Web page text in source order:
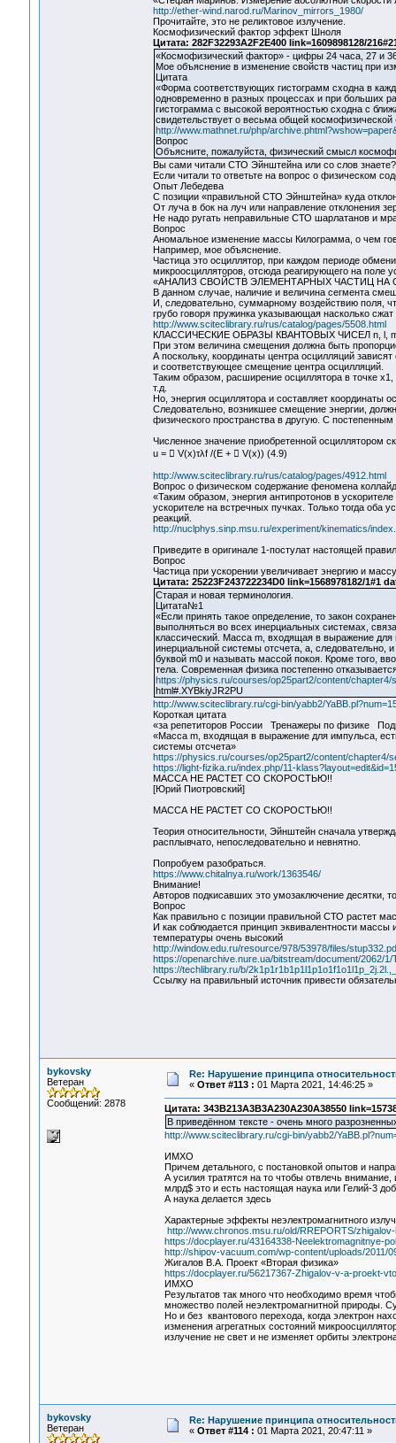
http://ether-wind.narod.ru/Marinov_mirrors_1980/
Прочитайте, это не реликтовое излучение.
Космофизический фактор эффект Шноля
Цитата: 282F32293A2F2E400 link=1609898128/
«Космофизический фактор» - цифры 24 часа, 27 и
Мое объяснение в изменение свойств частиц при
Цитата
«Форма соответствующих гистограмм сходна в
одновременно в разных процессах и при больших
гистограмма с высокой вероятностью сходна с
свидетельствует о весьма общей
http://www.mathnet.ru/php/
Вопрос
Объясните, пожалуйста, физический смысл
Вы сами читали СТО Эйнштейна или со слов знаете?
Если читали то ответьте на вопрос о физическом
Опыт Лебедева
С позиции «правильной СТО Эйнштейна» куда
От луча в бок на луч или направление отклонения
Не надо ругать неправильные СТО шарлатанов и
Вопрос
Аномальное изменение массы Килограмма, о чем
Например, мое объяснение.
Частица это осциллятор, при каждом периоде
микроосцилляторов, отсюда реагирующего на поле
«АНАЛИЗ СВОЙСТВ ЭЛЕМЕНТАРНЫХ ЧАСТИЦ
В данном случае, наличие и величина сегмента
И, следовательно, суммарному воздействию поля,
грубо говоря пружинка указывающая насколько
http://www.sciteclibrary.ru/rus/catalog/pages/5508.html
КЛАССИЧЕСКИЕ ОБРАЗЫ КВАНТОВЫХ ЧИСЕЛ n, l,
При этом величина смещения должна быть
А поскольку, координаты центра осцилляций
и соответствующее смещение центра осцилляций.
Таким образом, расширение осциллятора в точке
т.д.
Но, энергия осциллятора и составляет координаты
Следовательно, возникшее смещение энергии,
физического пространства в другую. С
Численное значение приобретенной осциллятором
u =  V(x)τλf /(E +  V(x)) (4.9)
http://www.sciteclibrary.ru/rus/catalog/pages/4912.html
Вопрос о физическом содержание феномена
«Таким образом, энергия антипротонов в
ускорителе на встречных пучках. Только тогда оба
реакций.
http://nuclphys.sinp.msu.ru/experiment/kinematics/
Приведите в оригинале 1-постулат настоящей
Вопрос
Частица при ускорении увеличивает энергию и
Цитата: 25223F243722234D0 link=1568978182/1#1
Старая и новая терминология.
Цитата№1
«Если принять такое определение, то закон
выполняться во всех инерциальных системах,
классический. Масса m, входящая в выражение
инерциальной системы отсчета, а, следовательно,
буквой m0 и называть массой покоя. Кроме того,
тела. Современная физика постепенно
https://physics.ru/courses/op25part2/content/chapter4/
html#.XYBkiyJR2PU
http://www.sciteclibrary.ru/cgi-bin/yabb2/
Короткая цитата
«за репетиторов России Тренажеры по физике
«Масса m, входящая в выражение для импульса,
системы отсчета»
https://physics.ru/courses/op25part2/content/chapter4/
https://light-fizika.ru/index.php/11-
МАССА НЕ РАСТЕТ СО СКОРОСТЬЮ!!
[Юрий Пиотровский]
МАССА НЕ РАСТЕТ СО СКОРОСТЬЮ!!
Теория относительности, Эйнштейн сначала
расплывчато, непоследовательно и невнятно.
Попробуем разобраться.
https://www.chitalnya.ru/work/1363546/
Внимание!
Авторов подкисавших это умозаключение десятки,
Вопрос
Как правильно с позиции правильной СТО растет
И как соблюдается принцип эквивалентности
температуры очень высокий
http://window.edu.ru/resource/978/53978/files/
https://openarchive.nure.ua/bitstream/document/2062/1/
https://techlibrary.ru/b/
Ссылку на правильный источник привести
bykovsky
Ветеран
Сообщений: 2878
Re: Нарушение принципа
« Ответ #113 : 01 Марта 2021, 14:46:25 »
Цитата: 343B213A3B3A230A230A38550
В приведённом тексте - очень много
http://www.sciteclibrary.ru/cgi-bin/yabb2/
ИМХО
Причем детального, с постановкой опытов и
А усилия тратятся на то чтобы отвлечь
млрд$ это и есть настоящая наука или Гелий-3
А наука делается здесь
Характерные эффекты неэлектромагнитного
http://www.chronos.msu.ru/old/RREPORTS/
https://docplayer.ru/43164338-Neelektromagnitnye-
http://shipov-vacuum.com/wp-content/uploads/2011/
Жигалов В.А. Проект «Вторая физика»
https://docplayer.ru/56217367-Zhigalov-v-a-proekt-
ИМХО
Результатов так много что необходимо время
множество полей неэлектромагнитной природы.
Но и без квантового перехода, когда электрон
изменения агрегатных состояний
излучение не свет и не изменяет орбиты
bykovsky
Ветеран
Re: Нарушение принципа
« Ответ #114 : 01 Марта 2021, 20:47:11 »